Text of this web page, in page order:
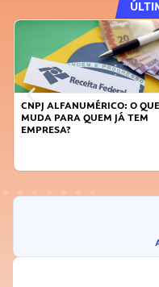
CNPJ ALFANUMÉRICO: O QUE
MUDA PARA QUEM JÁ TEM
EMPRESA?